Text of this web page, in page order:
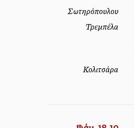
Σωτηρόπουλου
Τρεμπέλα
Κολιτσάρα